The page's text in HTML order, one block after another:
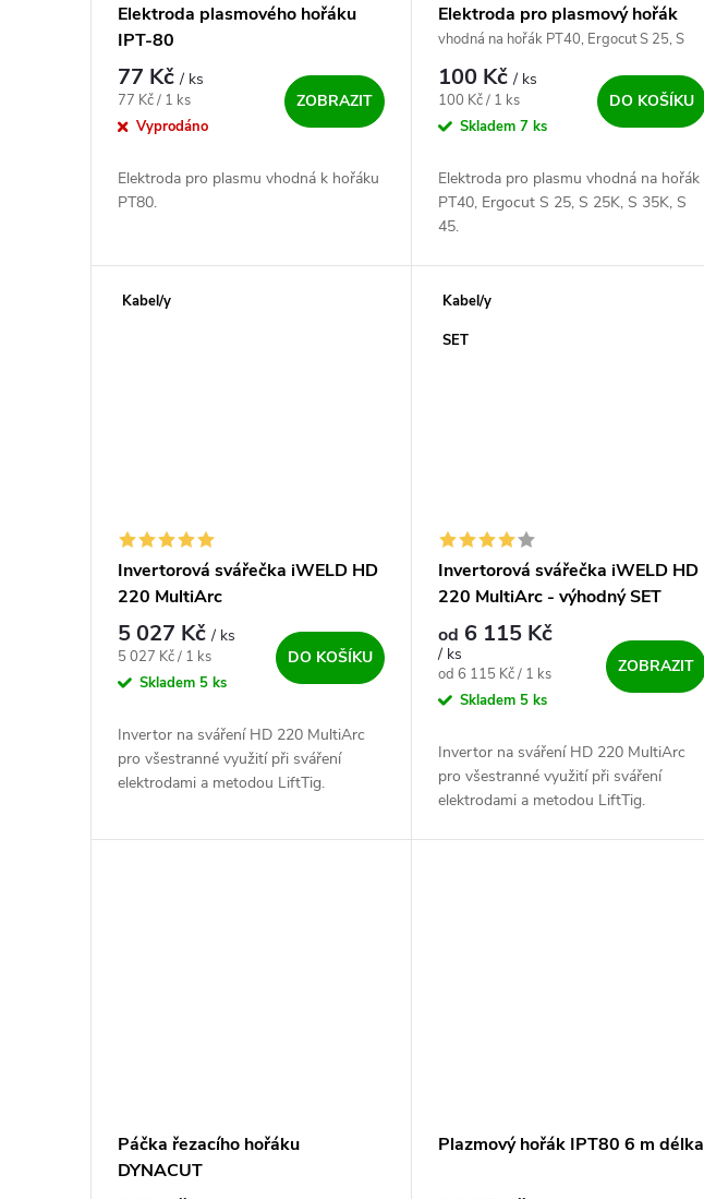
Elektroda plasmového hořáku
IPT-80
77 Kč/ ks
Měrná cena:
77 Kč / 1 ks
Vyprodáno
ZOBRAZIT
Elektroda pro plasmu vhodná k hořáku
PT80.
Elektroda pro plasmový hořák
PT-40
vhodná na hořák PT40, Ergocut S 25, S
25K, S 35K, S 45
100 Kč/ ks
Měrná cena:
100 Kč / 1 ks
Skladem7 ks
DO KOŠÍKU
Elektroda pro plasmu vhodná na hořák
PT40, Ergocut S 25, S 25K, S 35K, S
45.
Kabel/y
Invertorová svářečka iWELD HD
220 MultiArc
5 027 Kč/ ks
Měrná cena:
5 027 Kč / 1 ks
Skladem 5 ks
DO KOŠÍKU
Invertor na sváření HD 220 MultiArc
pro všestranné využití při sváření
elektrodami a metodou LiftTig.
Kabel/y
SET
Invertorová svářečka iWELD HD
220 MultiArc - výhodný SET
od 6 115 Kč
/ ks
Měrná cena:
od 6 115 Kč / 1 ks
Skladem 5 ks
ZOBRAZIT
Invertor na sváření HD 220 MultiArc
pro všestranné využití při sváření
elektrodami a metodou LiftTig.
Páčka řezacího hořáku
DYNACUT
Plazmový hořák IPT80 6 m délka